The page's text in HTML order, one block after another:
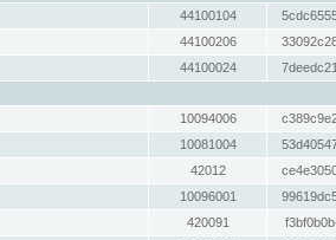
44100104
44100206
44100024
10094006
10081004
42012
10096001
420091